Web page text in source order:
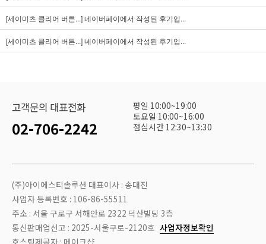
[세이미츠 클리어 버튼...]네이버페이에서 작성된 후기입...
[세이미츠 클리어 버튼...]네이버페이에서 작성된 후기입...
고객문의 대표전화
02-706-2242
평일 10:00~19:00
토요일 10:00~16:00
점심시간 12:30~13:30
(주)아이에스티솔루션 대표이사 : 송대진
사업자 등록번호 : 106-86-55511
주소 : 서울 구로구 서해안로 2322 덕산빌딩 3층
통신판매업신고 : 2025-서울구로-2120호 사업자정보확인
호스팅제공자 : 메이크샵